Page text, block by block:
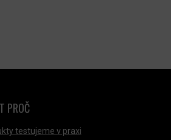
PROČ
testujeme v praxi